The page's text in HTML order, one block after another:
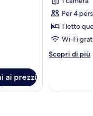
ai prezzi
familiare,
1
camera
da
Per 4
1 letto
Wi-Fi
Scopri di più
Altri
familiare,